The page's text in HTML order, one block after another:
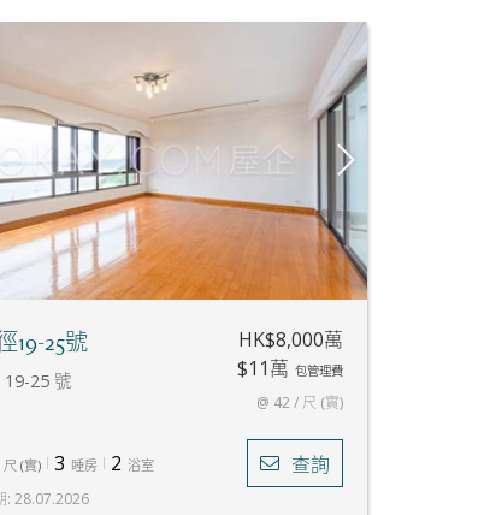
19-25號
19-25 號
HK$8,000萬
$11萬 包管理費
@ 42 / 尺 (實)
尺 (實) 3 睡房 2 浴室 查詢
: 28.07.2026